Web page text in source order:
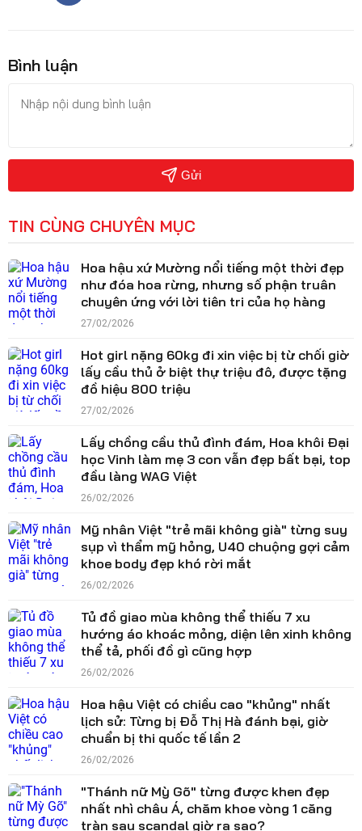
Bình luận
Gửi
TIN CÙNG CHUYÊN MỤC
Hoa hậu xứ Mường nổi tiếng một thời đẹp
như đóa hoa rừng, nhưng số phận truân
chuyên ứng với lời tiên tri của họ hàng
27/02/2026
Hot girl nặng 60kg đi xin việc bị từ chối giờ
lấy cầu thủ ở biệt thự triệu đô, được tặng
đồ hiệu 800 triệu
27/02/2026
Lấy chồng cầu thủ đình đám, Hoa khôi Đại
học Vinh làm mẹ 3 con vẫn đẹp bất bại, top
đầu làng WAG Việt
26/02/2026
Mỹ nhân Việt "trẻ mãi không già" từng suy
sụp vì thẩm mỹ hỏng, U40 chuộng gợi cảm
khoe body đẹp khó rời mắt
26/02/2026
Tủ đồ giao mùa không thể thiếu 7 xu
hướng áo khoác mỏng, diện lên xinh không
thể tả, phối đồ gì cũng hợp
26/02/2026
Hoa hậu Việt có chiều cao "khủng" nhất
lịch sử: Từng bị Đỗ Thị Hà đánh bại, giờ
chuẩn bị thi quốc tế lần 2
26/02/2026
"Thánh nữ Mỳ Gõ" từng được khen đẹp
nhất nhì châu Á, chăm khoe vòng 1 căng
tràn sau scandal giờ ra sao?